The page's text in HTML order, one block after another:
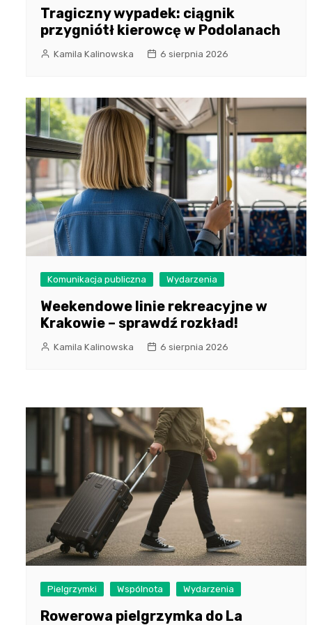
Tragiczny wypadek: ciągnik
przygniótł kierowcę w Podolanach
Kamila Kalinowska 6 sierpnia 2026
Komunikacja publiczna Wydarzenia
Weekendowe linie rekreacyjne w
Krakowie – sprawdź rozkład!
Kamila Kalinowska 6 sierpnia 2026
Pielgrzymki Wspólnota Wydarzenia
Rowerowa pielgrzymka do La